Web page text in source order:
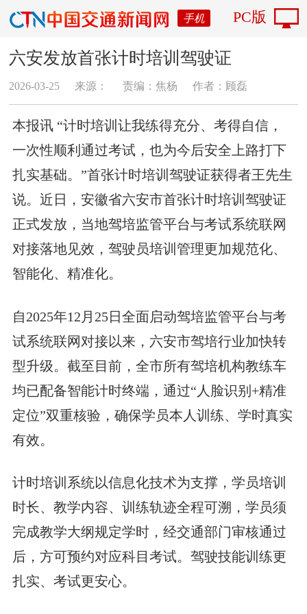
手机 PC版
六安发放首张计时培训驾驶证
2026-03-25 来源： 责编：焦杨 作者：顾磊
本报讯 “计时培训让我练得充分、考得自信，
一次性顺利通过考试，也为今后安全上路打下
扎实基础。”首张计时培训驾驶证获得者王先生
说。近日，安徽省六安市首张计时培训驾驶证
正式发放，当地驾培监管平台与考试系统联网
对接落地见效，驾驶员培训管理更加规范化、
智能化、精准化。
自2025年12月25日全面启动驾培监管平台与考
试系统联网对接以来，六安市驾培行业加快转
型升级。截至目前，全市所有驾培机构教练车
均已配备智能计时终端，通过“人脸识别+精准
定位”双重核验，确保学员本人训练、学时真实
有效。
计时培训系统以信息化技术为支撑，学员培训
时长、教学内容、训练轨迹全程可溯，学员须
完成教学大纲规定学时，经交通部门审核通过
后，方可预约对应科目考试。驾驶技能训练更
扎实、考试更安心。